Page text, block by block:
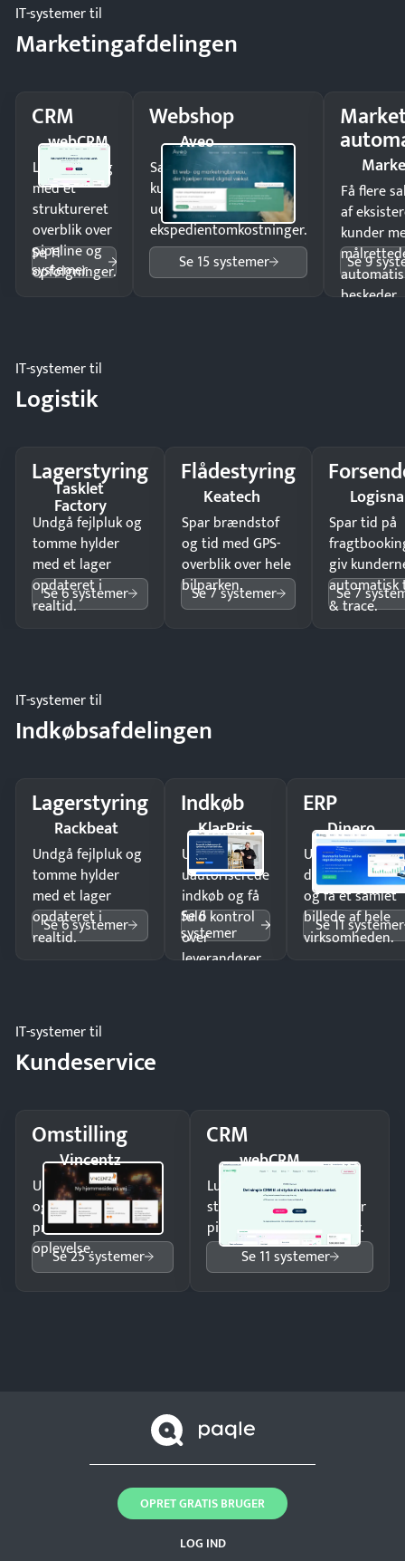
IT-systemer til
Marketingafdelingen
CRM
webCRM
Luk flere salg
med et
struktureret
overblik over
pipeline og
opfølgninger.
Se 11
systemer
Webshop
Aveo
Sælg produkter 24/7 til
kunder i hele landet
uden
ekspedientomkostninger.
Se 15 systemer
Få flere
af
kunder
beskeder.
Se 9
IT-systemer til
Logistik
Lagerstyring
Tasklet
Factory
Undgå fejlpluk og
tomme hylder
med et lager
opdateret i
realtid.
Se 6 systemer
Flådestyring
Keatech
Spar brændstof
og tid med GPS-
overblik over hele
bilparken.
Se 7 systemer
Spar tid på
giv
automatisk
& trace.
Se 7
IT-systemer til
Indkøbsafdelingen
Lagerstyring
Rackbeat
Undgå fejlpluk og
tomme hylder
med et lager
opdateret i
realtid.
Se 6 systemer
Indkøb
KlarPris
Undgå
uautoriserede
indkøb og få
fuld kontrol
over
leverandører
Se 6
systemer
ERP
Dinero
Undgå
og få ét samlet
billede af hele
virksomheden.
Se 11 systemer
IT-systemer til
Kundeservice
Omstilling
Vincentz
Undgå tabte opkald
og giv kunderne en
professionel
oplevelse.
Se 25 systemer
CRM
webCRM
Luk flere salg med et
struktureret overblik over
pipeline og opfølgninger.
Se 11 systemer
LOG IND
OPRET GRATIS BRUGER